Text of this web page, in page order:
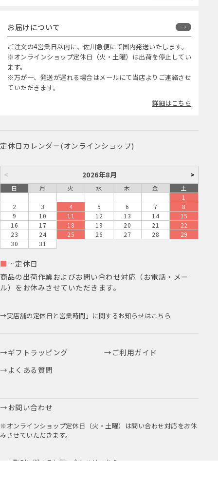
お届けについて
ご注文の4営業日以内に、佐川急便にて国内発送いたします。
※オンラインショップ定休日（火・土曜）は出荷を停止してい
ます。
※万が一、発送が遅れる場合はメールにて当店よりご連絡させ
ていただきます。
詳細はこちら
定休日カレンダー(オンラインショップ)
< 2026年8月 >
日 月 火 水 木 金
土
1
2
3 4 5 6 7
8
9
10 11 12 13 14
15
16
17 18 19 20 21
22
23
24 25 26 27 28
29
30
31
■ …定休日
商品の出荷作業およびお問い合わせ対応（お電話・メー
ル）をお休みさせていただきます。
実店舗の定休日と営業時間」に関するお知らせはこちら
ギフトラッピング
ご利用ガイド
よくある質問
お問い合わせ
※オンラインショップ定休日（火・土曜）は問い合わせ対応をお休
みさせていただきます。
お取引に関するお問い合わせはこちら